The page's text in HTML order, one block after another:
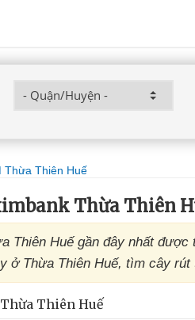
Thừa Thiên Huế
Thừa Thiên
Thiên Huế gần đây nhất
ở Thừa Thiên Huế, tìm cây
Thiên Huế